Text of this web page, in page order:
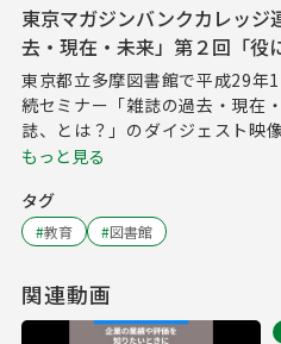
東京マガジンバンクカレッジ
去・現在・未来」第２回「役
東京都立多摩図書館で平成29年
続セミナー「雑誌の過去・現在
誌、とは？」のダイジェスト映
もっと見る
タグ
#教育 #図書館
関連動画